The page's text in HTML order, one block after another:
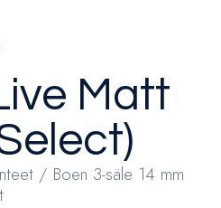
Matt
/ Boen 3-säle 14 mm